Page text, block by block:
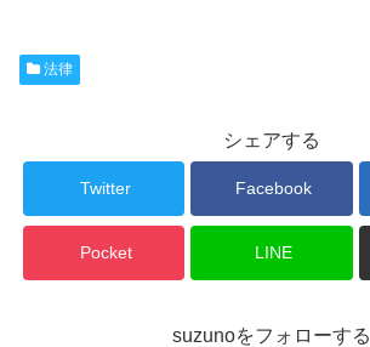
法律
シェアする
Twitter Facebook
Pocket LINE
suzunoをフォローする